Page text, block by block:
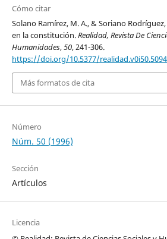
Cómo citar
Solano Ramírez, M. A., & Soriano
en la constitución.Realidad, Revista De
Humanidades,50, 241-306.
https://doi.org/10.5377/realidad.v0i50.5094
Más formatos de cita
Número
Núm. 50 (1996)
Sección
Artículos
Licencia